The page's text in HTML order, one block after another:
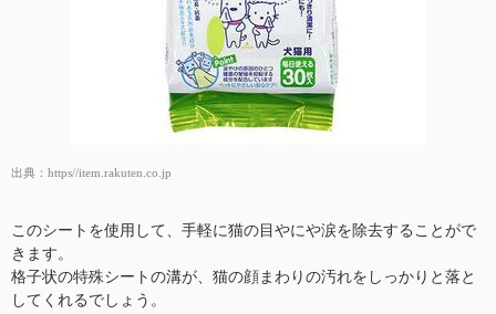
出典： https//item.rakuten.co.jp
このシートを使用して、手軽に猫の目やにや涙を除去することがで
きます。
格子状の特殊シートの溝が、猫の顔まわりの汚れをしっかりと落と
してくれるでしょう。